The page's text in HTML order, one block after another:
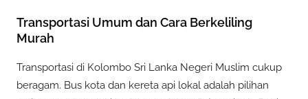
Transportasi Umum dan Cara Berkeliling
Murah
Transportasi di Kolombo Sri Lanka Negeri Muslim cukup
beragam. Bus kota dan kereta api lokal adalah pilihan